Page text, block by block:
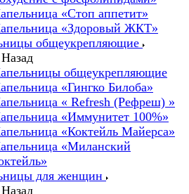
«Стоп аппетит»
«Здоровый ЖКТ»
общеукрепляющие
Назад
общеукрепляющие
«Гингко Билоба»
« Refresh (Рефреш) »
«Иммунитет 100%»
«Коктейль Майерса»
«Миланский
для женщин
Назад